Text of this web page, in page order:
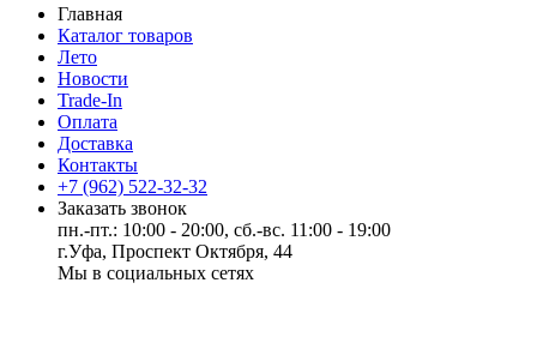
Главная
Каталог товаров
Лето
Новости
Trade-In
Оплата
Доставка
Контакты
+7 (962) 522-32-32
Заказать звонок
пн.-пт.: 10:00 - 20:00, сб.-вс. 11:00 - 19:00
г.Уфа, Проспект Октября, 44
Мы в социальных сетях